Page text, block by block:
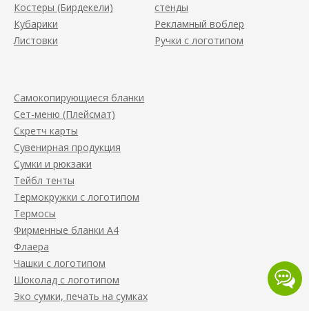
Костеры (Бирдекели)
Кубарики
Листовки
стенды
Рекламный воблер
Ручки с логотипом
Самокопирующиеся бланки
Сет-меню (Плейсмат)
Скретч карты
Сувенирная продукция
Сумки и рюкзаки
Тейбл тенты
Термокружки с логотипом
Термосы
Фирменные бланки А4
Флаера
Чашки с логотипом
Шоколад с логотипом
Эко сумки, печать на сумках